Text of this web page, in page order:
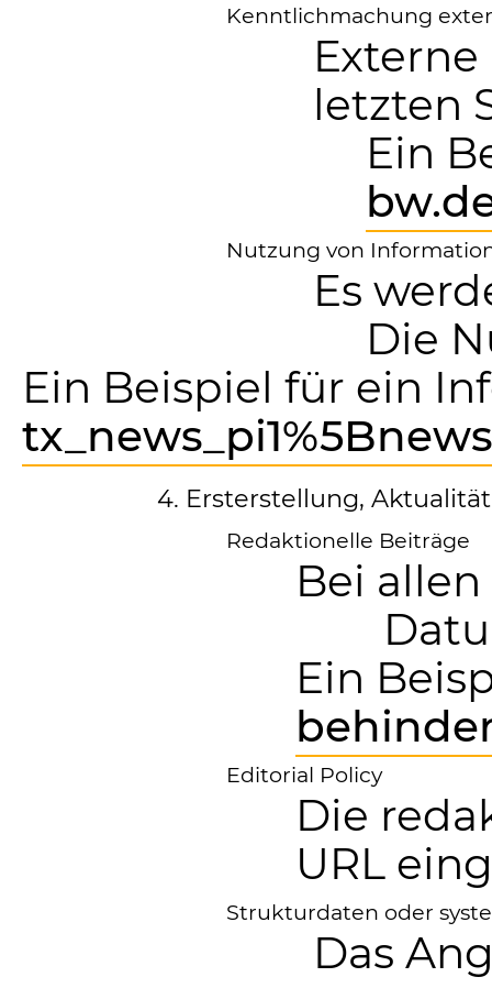
Kenntlichmachung
letzten
Ein
Nutzung von
Es
Die
Ein Beispiel für ein
4. Ersterstellung,
Redaktionelle Beiträge
Bei
Ein
Editorial Policy
Die
URL
Strukturdaten oder
Das